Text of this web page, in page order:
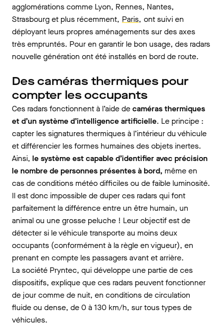
agglomérations comme Lyon, Rennes, Nantes,
Strasbourg et plus récemment, Paris, ont suivi en
déployant leurs propres aménagements sur des axes
très empruntés. Pour en garantir le bon usage, des radars
nouvelle génération ont été installés en bord de route.
Des caméras thermiques pour
compter les occupants
Ces radars fonctionnent à l’aide decaméras thermiques
et d’un système d’intelligence artificielle. Le principe :
capter les signatures thermiques à l’intérieur du véhicule
et différencier les formes humaines des objets inertes.
Ainsi, le système est capable d’identifier avec précision
le nombre de personnes présentes à bord, même en
cas de conditions météo difficiles ou de faible luminosité.
Il est donc impossible de duper ces radars qui font
parfaitement la différence entre un être humain, un
animal ou une grosse peluche ! Leur objectif est de
détecter si le véhicule transporte au moins deux
occupants (conformément à la règle en vigueur), en
prenant en compte les passagers avant et arrière.
La société Pryntec, qui développe une partie de ces
dispositifs, explique que ces radars peuvent fonctionner
de jour comme de nuit, en conditions de circulation
fluide ou dense, de 0 à 130 km/h, sur tous types de
véhicules.